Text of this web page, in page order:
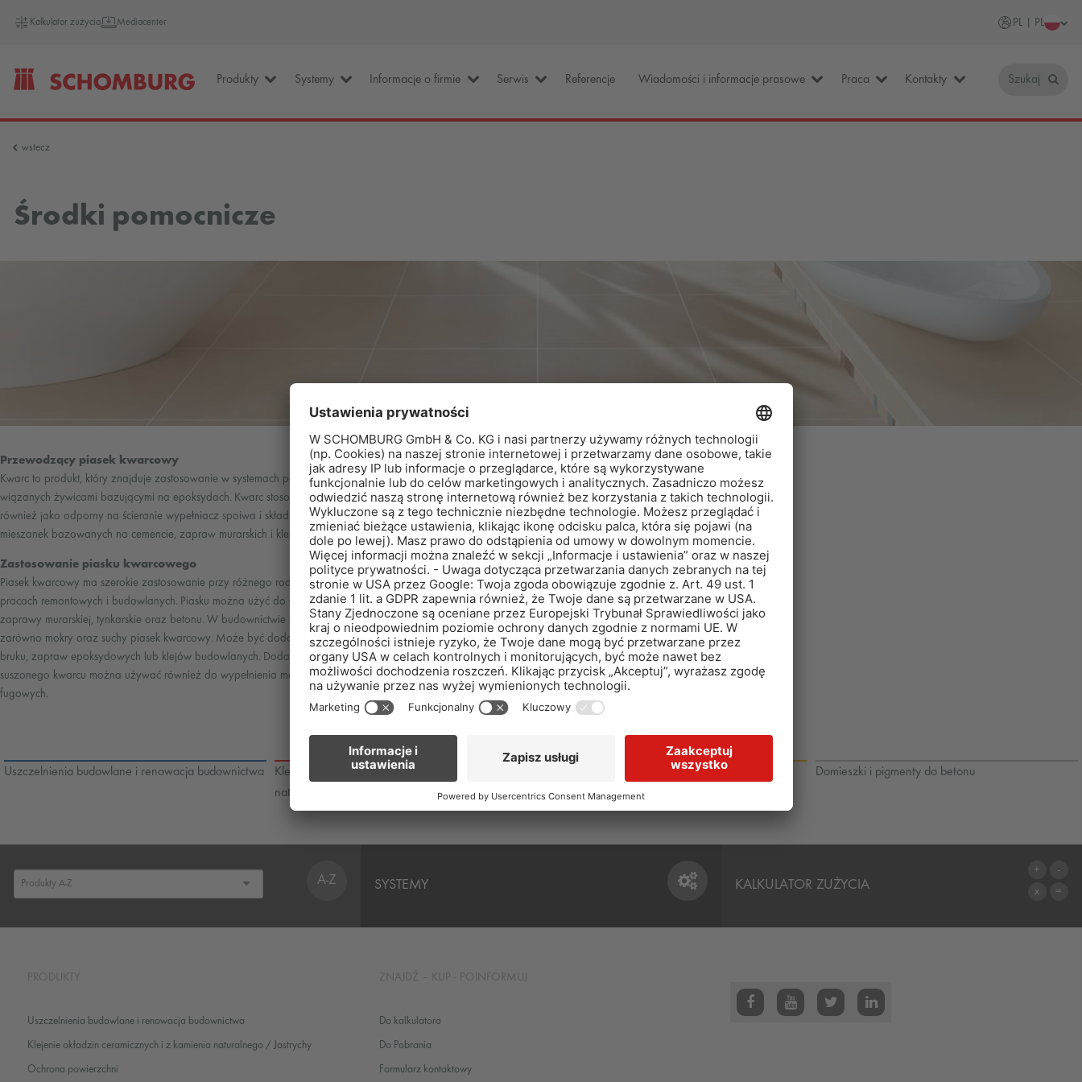
Kalkulator zużycia Mediacenter PL | PL
Produkty Systemy Informacje o firmie Serwis Referencje Wiadomości i informacje prasowe Praca Kontakty Szukaj
wstecz
Środki pomocnicze
Przewodzący piasek kwarcowy
Kwarc to produkt, który znajduje zastosowanie w systemach posadzek
wiązanych żywicami bazującymi na epoksydach. Kwarc stosowany jest
również jako odporny na ścieranie wypełniacz spoiwa i składnik suchych
mieszanek bazowanych na cemencie, zapraw murarskich i klejów.
Zastosowanie piasku kwarcowego
Piasek kwarcowy ma szerokie zastosowanie przy różnego rodzaju
pracach remontowych i budowlanych. Piasku można użyć do wykonania
zaprawy murarskiej, tynkarskie oraz betonu. W budownictwie stosuje się
zarówno mokry oraz suchy piasek kwarcowy. Może być dodatkiem
bruku, zapraw epoksydowych lub klejów budowlanych. Dodatkowo
suszonego kwarcu można używać również do wypełnienia mas
fugowych.
Produkty
ASO-R005
Koncentrat czyszczący do płytek, klinkieru i
bloczków betonowych
Uszczelnienia budowlane i renowacja budownictwa
Klejenie okładzin ceramicznych i z kamienia
naturalnego / Jastrychy
Domieszki i pigmenty do betonu
A-Z SYSTEMY KALKULATOR ZUŻYCIA
Uszczelnienia budowlane i renowacja budownictwa
Klejenie okładzin ceramicznych i z kamienia naturalnego / Jastrychy
Ochrona powierzchni
Do kalkulatora
Do Pobrania
Formularz kontaktowy